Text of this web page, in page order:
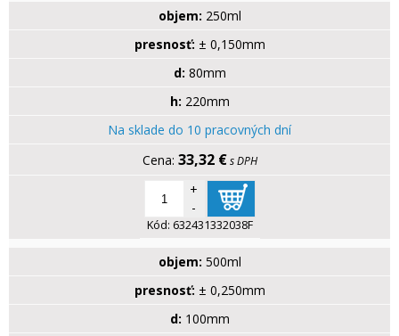
objem: 250ml
presnosť: ± 0,150mm
d: 80mm
h: 220mm
Na sklade do 10 pracovných dní
33,32 € s DPH
+
-
Kód: 632431332038F
objem: 500ml
presnosť: ± 0,250mm
d: 100mm